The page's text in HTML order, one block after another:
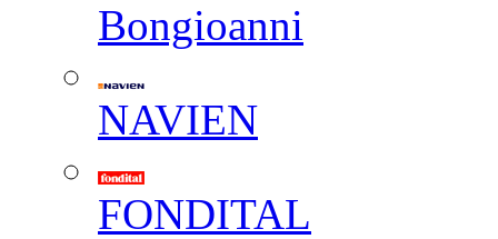
Вongioanni
NAVIEN
FONDITAL